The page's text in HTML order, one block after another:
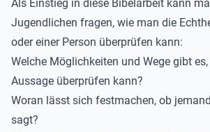
Als Einstieg in diese Bibelarbeit kann
Jugendlichen fragen, wie man die
oder einer Person überprüfen kann:
Welche Möglichkeiten und Wege gibt
Aussage überprüfen kann?
Woran lässt sich festmachen, ob
sagt?